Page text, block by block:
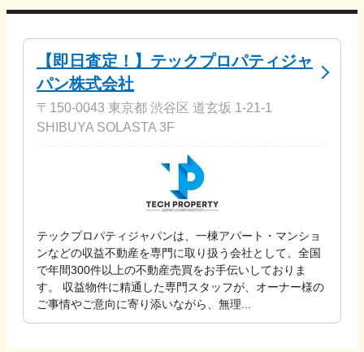
【即日査定！】テックプロパティジャ
パン株式会社
〒150-0043 東京都 渋谷区 道玄坂 1-21-1
SHIBUYA SOLASTA 3F
テックプロパティジャパンは、一棟アパート・マンショ
ンなどの収益不動産を専門に取り扱う会社として、全国
で年間300件以上の不動産売買をお手伝いしておりま
す。 収益物件に精通した専門スタッフが、オーナー様の
ご事情やご意向に寄り添いながら、無理...